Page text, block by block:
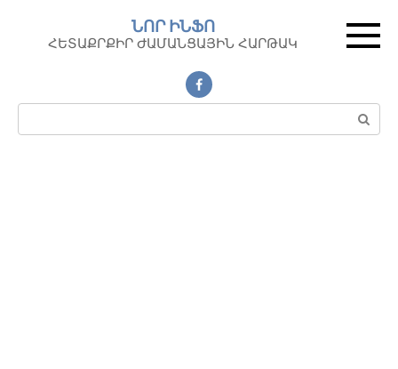
контенту
ՆՈՐ ԻՆՖՈ
ՀԵՏԱՔՐՔԻՐ ԺԱՄԱՆՑԱՅԻՆ ՀԱՐԹԱԿ
Поиск: